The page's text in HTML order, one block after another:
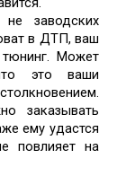
заводских
в ДТП, ваш
Может
это ваши
заказывать
ему удастся
повлияет на